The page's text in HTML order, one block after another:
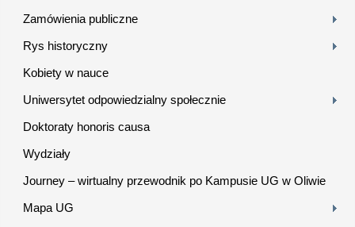
Zamówienia publiczne
Rys historyczny
Kobiety w nauce
Uniwersytet odpowiedzialny społecznie
Doktoraty honoris causa
Wydziały
Journey – wirtualny przewodnik po Kampusie UG w Oliwie
Mapa UG